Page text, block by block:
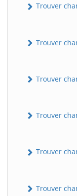
Trouver
Trouver
Trouver
Trouver
Trouver
Trouver